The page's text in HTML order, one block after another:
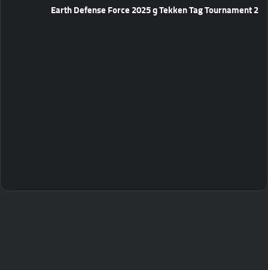
Tekken Tag Tournament 2 و Earth Defense Force 2025